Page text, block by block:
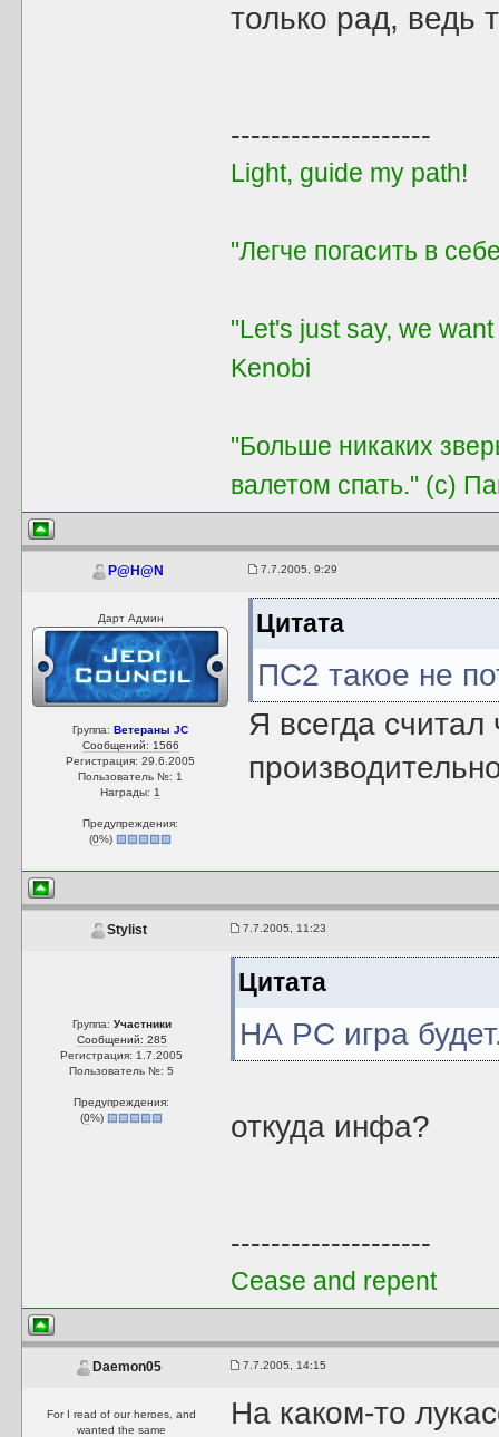
только рад, ведь
--------------------
Light, guide my path!
"Легче погасить в
"Let's just say, we
Kenobi
"Больше никаких
валетом спать." (с)
P@H@N 7.7.2005, 9:29
Дарт Админ
Группа:Ветераны JC
Сообщений: 1566
Регистрация: 29.6.2005
Пользователь №: 1
Награды: 1
Предупреждения:
(0%)
Цитата
ПС2 такое не
Я всегда
Stylist 7.7.2005, 11:23
Группа: Участники
Сообщений: 285
Регистрация: 1.7.2005
Пользователь №: 5
Предупреждения:
(0%)
Цитата
НА PC игра
откуда инфа?
--------------------
Cease and repent
Daemon05 7.7.2005, 14:15
For I read of our heroes, and
wanted the same
На каком-то